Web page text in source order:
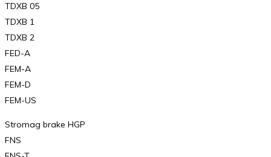
TDXB 05
TDXB 1
TDXB 2
FED-A
FEM-A
FEM-D
FEM-US
Stromag brake HGP
FNS